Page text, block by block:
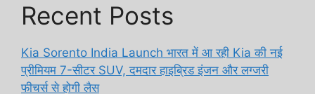
Recent Posts
Kia Sorento India Launch भारत में आ रही Kia की नई
प्रीमियम 7-सीटर SUV, दमदार हाइब्रिड इंजन और लग्जरी
फीचर्स से होगी लैस